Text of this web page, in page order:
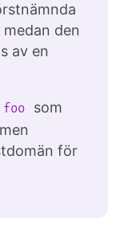
den
av en
foo
som
för